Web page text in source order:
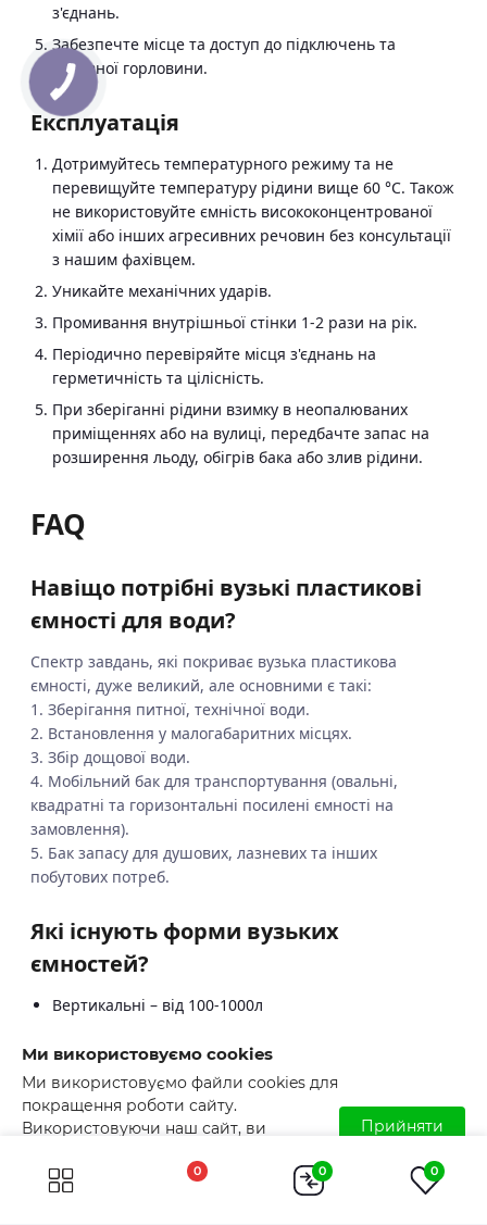
0 0
0
з'єднань.
Забезпечте місце та доступ до підключень та
основної горловини.
Експлуатація
Дотримуйтесь температурного режиму та не
перевищуйте температуру рідини вище 60 °C. Також
не використовуйте ємність висококонцентрованої
хімії або інших агресивних речовин без консультації
з нашим фахівцем.
Уникайте механічних ударів.
Промивання внутрішньої стінки 1-2 рази на рік.
Періодично перевіряйте місця з'єднань на
герметичність та цілісність.
При зберіганні рідини взимку в неопалюваних
приміщеннях або на вулиці, передбачте запас на
розширення льоду, обігрів бака або злив рідини.
FAQ
Навіщо потрібні вузькі пластикові
ємності для води?
Спектр завдань, які покриває вузька пластикова
ємності, дуже великий, але основними є такі:
1. Зберігання питної, технічної води.
2. Встановлення у малогабаритних місцях.
3. Збір дощової води.
4. Мобільний бак для транспортування (овальні,
квадратні та горизонтальні посилені ємності на
замовлення).
5. Бак запасу для душових, лазневих та інших
побутових потреб.
Які існують форми вузьких
ємностей?
Вертикальні – від 100-1000л
Квадратні та овальні - від 100-500л.
Як доглядати за вузькою ємністю
Достатньо промивати внутрішні стінки ємності 1-2 рази
Ми використовуємо cookies
Ми використовуємо файли cookies для
покращення роботи сайту.
Використовуючи наш сайт, ви
cookies. Детальніше читайте у
Умовах
користування
Прийняти